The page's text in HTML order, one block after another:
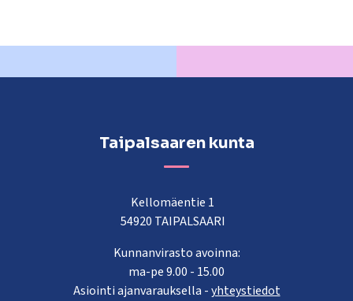
Taipalsaaren kunta
Kellomäentie 1
54920 TAIPALSAARI
Kunnanvirasto avoinna:
ma-pe 9.00 - 15.00
Asiointi ajanvarauksella -yhteystiedot